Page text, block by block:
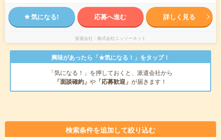
気になる! 応募へ進む 詳しく見る
派遣会社 株式会社ニッソーネット
興味があったら「★気になる！」をタップ！
「気になる！」を押しておくと、派遣会社から
「面談確約」 や 「応募歓迎」 が届きます！
検索条件を追加して絞り込む